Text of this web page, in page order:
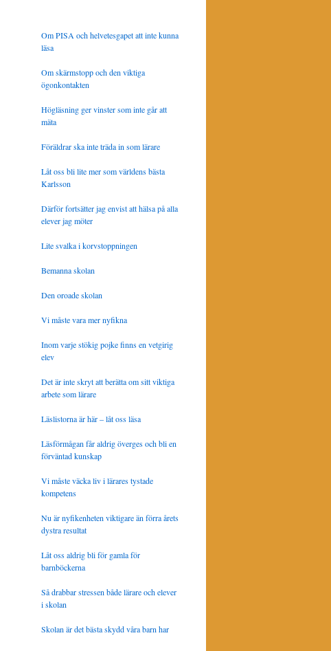
Om PISA och helvetesgapet att inte kunna
läsa
Om skärmstopp och den viktiga
ögonkontakten
Högläsning ger vinster som inte går att
mäta
Föräldrar ska inte träda in som lärare
Låt oss bli lite mer som världens bästa
Karlsson
Därför fortsätter jag envist att hälsa på alla
elever jag möter
Lite svalka i korvstoppningen
Bemanna skolan
Den oroade skolan
Vi måste vara mer nyfikna
Inom varje stökig pojke finns en vetgirig
elev
Det är inte skryt att berätta om sitt viktiga
arbete som lärare
Läslistorna är här – låt oss läsa
Läsförmågan får aldrig överges och bli en
förväntad kunskap
Vi måste väcka liv i lärares tystade
kompetens
Nu är nyfikenheten viktigare än förra årets
dystra resultat
Låt oss aldrig bli för gamla för
barnböckerna
Så drabbar stressen både lärare och elever
i skolan
Skolan är det bästa skydd våra barn har